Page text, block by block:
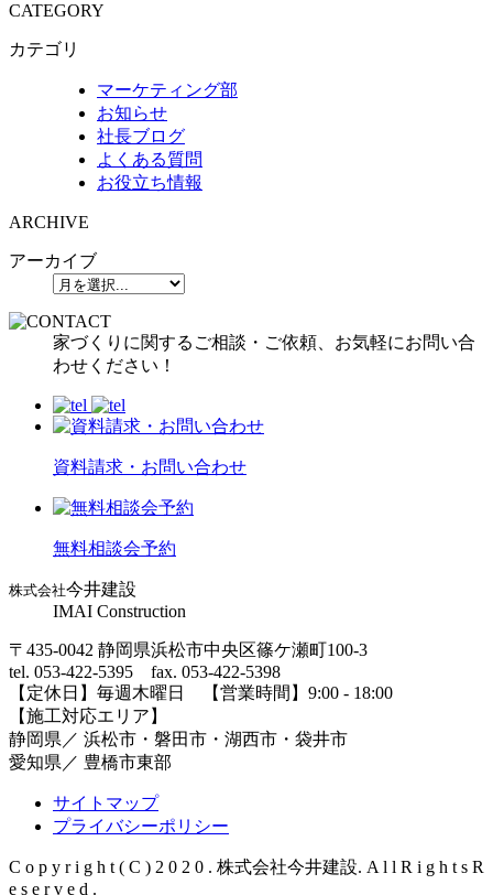
CATEGORY
カテゴリ
マーケティング部
お知らせ
社長ブログ
よくある質問
お役立ち情報
ARCHIVE
アーカイブ
家づくりに関するご相談・ご依頼、お気軽にお問い合
わせください！
資料請求・お問い合わせ
無料相談会予約
株式会社今井建設
IMAI Construction
〒435-0042 静岡県浜松市中央区篠ケ瀬町100-3
tel. 053-422-5395 fax. 053-422-5398
【定休⽇】毎週⽊曜⽇ 【営業時間】9:00 - 18:00
【施⼯対応エリア】
静岡県／ 浜松市・磐⽥市・湖⻄市・袋井市
愛知県／ 豊橋市東部
サイトマップ
プライバシーポリシー
C o p y r i g h t ( C ) 2 0 2 0 . 株式会社今井建設. A l l R i g h t s R
e s e r v e d .